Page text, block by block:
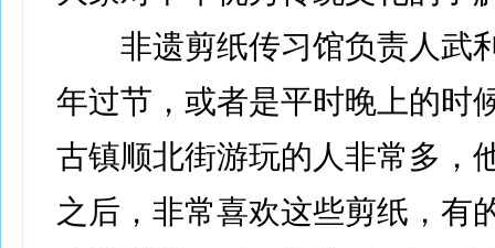
非遗剪纸传习馆负责人武
年过节，或者是平时晚上的时
古镇顺北街游玩的人非常多，
之后，非常喜欢这些剪纸，有